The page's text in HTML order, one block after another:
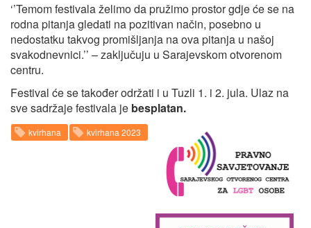
‘’Temom festivala želimo da pružimo prostor gdje će se na
rodna pitanja gledati na pozitivan način, posebno u
nedostatku takvog promišljanja na ova pitanja u našoj
svakodnevnici.’’ – zaključuju u Sarajevskom otvorenom
centru.
Festival će se također održati i u Tuzli 1. i 2. jula. Ulaz na
sve sadržaje festivala je besplatan.
kvirhana kvirhana 2023